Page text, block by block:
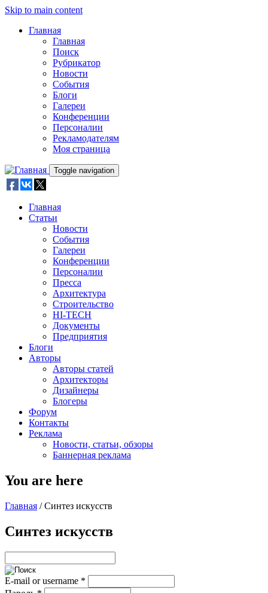
Skip to main content
Главная
Главная
Поиск
Рубрикатор
Новости
События
Блоги
Галереи
Конференции
Персоналии
Рекламодателям
Моя страница
Toggle navigation
Главная
Статьи
Новости
События
Галереи
Конференции
Персоналии
Пресса
Архитектура
Строительство
HI-TECH
Документы
Предприятия
Блоги
Авторы
Авторы статей
Архитекторы
Дизайнеры
Блогеры
Форум
Контакты
Реклама
Новости, статьи, обзоры
Баннерная реклама
You are here
Главная / Синтез искусств
Синтез искусств
E-mail or username *